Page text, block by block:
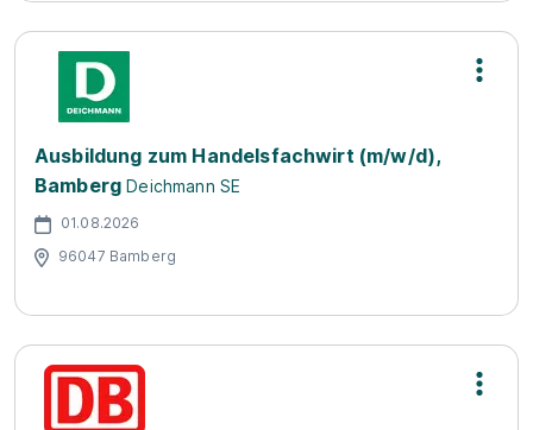
Ausbildung zum Handelsfachwirt (m/w/d),
Bamberg Deichmann SE
01.08.2026
96047 Bamberg